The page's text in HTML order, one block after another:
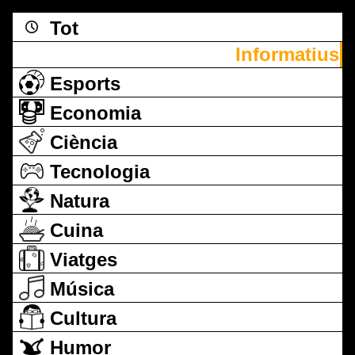
Tot
Informatius
Esports
Economia
Ciència
Tecnologia
Natura
Cuina
Viatges
Música
Cultura
Humor